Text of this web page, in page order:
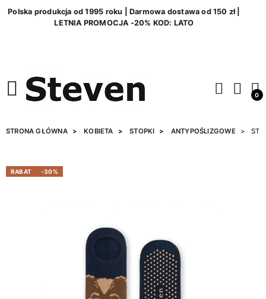
Polska produkcja od 1995 roku | Darmowa dostawa od 150 zł |
LETNIA PROMOCJA -20% KOD: LATO
0
STRONA GŁÓWNA KOBIETA STOPKI ANTYPOŚLIZGOWE
RABAT -30%